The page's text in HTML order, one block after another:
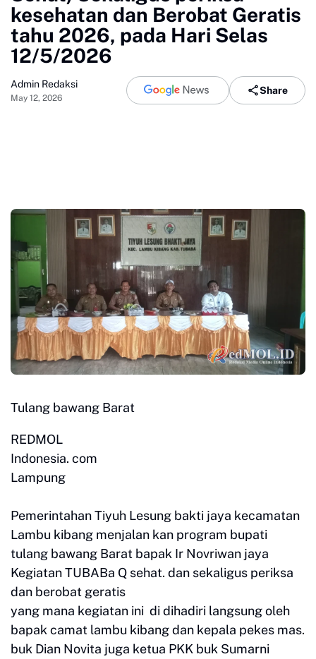
kesehatan dan Berobat Geratis
tahu 2026, pada Hari Selas
12/5/2026
Admin Redaksi
May 12, 2026
Share
Tulang bawang Barat
REDMOL
Indonesia. com
Lampung
Pemerintahan Tiyuh Lesung bakti jaya kecamatan
Lambu kibang menjalan kan program bupati
tulang bawang Barat bapak Ir Novriwan jaya
Kegiatan TUBABa Q sehat. dan sekaligus periksa
dan berobat geratis
yang mana kegiatan ini di dihadiri langsung oleh
bapak camat lambu kibang dan kepala pekes mas.
buk Dian Novita juga ketua PKK buk Sumarni